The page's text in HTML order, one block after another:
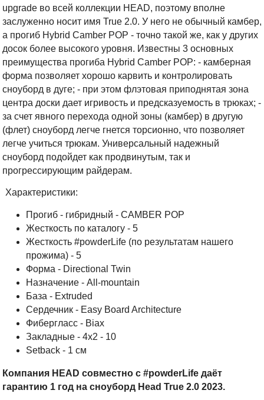
upgrade во всей коллекции HEAD, поэтому вполне
заслуженно носит имя True 2.0. У него не обычный камбер,
а прогиб Hybrid Camber POP - точно такой же, как у других
досок более высокого уровня. Известны 3 основных
преимущества прогиба Hybrid Camber POP: - камберная
форма позволяет хорошо карвить и контролировать
сноуборд в дуге; - при этом флэтовая приподнятая зона
центра доски дает игривость и предсказуемость в трюках; -
за счет явного перехода одной зоны (камбер) в другую
(флет) сноуборд легче гнется торсионно, что позволяет
легче учиться трюкам. Универсальный надежный
сноуборд подойдет как продвинутым, так и
прогрессирующим райдерам.
Характеристики:
Прогиб - гибридный - CAMBER POP
Жесткость по каталогу - 5
Жесткость #powderLife (по результатам нашего
прожима) - 5
Форма - Directional Twin
Назначение - All-mountain
База - Extruded
Cердечник - Easy Board Architecture
Фибергласс - Biax
Закладные - 4х2 - 10
Setback - 1 см
Компания HEAD совместно с #powderLife даёт
гарантию 1 год на сноуборд Head True 2.0 2023.